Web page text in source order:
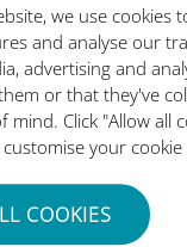
we use cookies
and analyse our
advertising and
or that they've
mind. Click "Allow all
your
COOKIES